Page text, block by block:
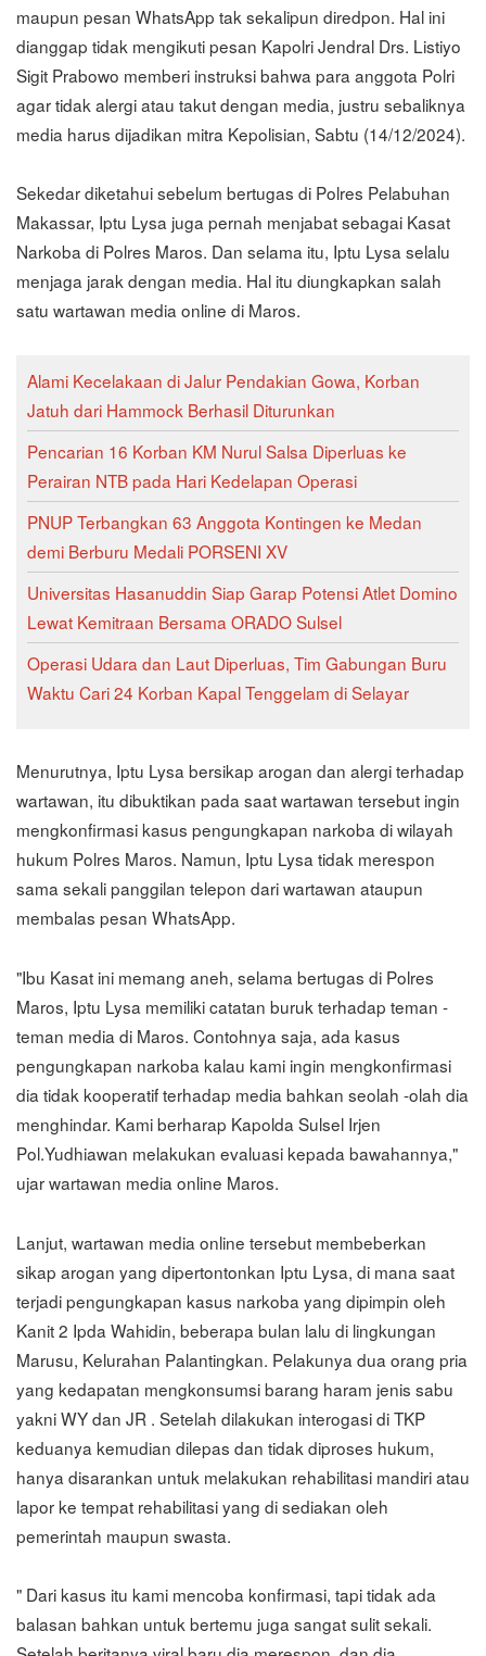
maupun pesan WhatsApp tak sekalipun diredpon. Hal ini
dianggap tidak mengikuti pesan Kapolri Jendral Drs. Listiyo
Sigit Prabowo memberi instruksi bahwa para anggota Polri
agar tidak alergi atau takut dengan media, justru sebaliknya
media harus dijadikan mitra Kepolisian, Sabtu (14/12/2024).
Sekedar diketahui sebelum bertugas di Polres Pelabuhan
Makassar, Iptu Lysa juga pernah menjabat sebagai Kasat
Narkoba di Polres Maros. Dan selama itu, Iptu Lysa selalu
menjaga jarak dengan media. Hal itu diungkapkan salah
satu wartawan media online di Maros.
Alami Kecelakaan di Jalur Pendakian Gowa, Korban
Jatuh dari Hammock Berhasil Diturunkan
Pencarian 16 Korban KM Nurul Salsa Diperluas ke
Perairan NTB pada Hari Kedelapan Operasi
PNUP Terbangkan 63 Anggota Kontingen ke Medan
demi Berburu Medali PORSENI XV
Universitas Hasanuddin Siap Garap Potensi Atlet Domino
Lewat Kemitraan Bersama ORADO Sulsel
Operasi Udara dan Laut Diperluas, Tim Gabungan Buru
Waktu Cari 24 Korban Kapal Tenggelam di Selayar
Menurutnya, Iptu Lysa bersikap arogan dan alergi terhadap
wartawan, itu dibuktikan pada saat wartawan tersebut ingin
mengkonfirmasi kasus pengungkapan narkoba di wilayah
hukum Polres Maros. Namun, Iptu Lysa tidak merespon
sama sekali panggilan telepon dari wartawan ataupun
membalas pesan WhatsApp.
"Ibu Kasat ini memang aneh, selama bertugas di Polres
Maros, Iptu Lysa memiliki catatan buruk terhadap teman -
teman media di Maros. Contohnya saja, ada kasus
pengungkapan narkoba kalau kami ingin mengkonfirmasi
dia tidak kooperatif terhadap media bahkan seolah -olah dia
menghindar. Kami berharap Kapolda Sulsel Irjen
Pol.Yudhiawan melakukan evaluasi kepada bawahannya,"
ujar wartawan media online Maros.
Lanjut, wartawan media online tersebut membeberkan
sikap arogan yang dipertontonkan Iptu Lysa, di mana saat
terjadi pengungkapan kasus narkoba yang dipimpin oleh
Kanit 2 Ipda Wahidin, beberapa bulan lalu di lingkungan
Marusu, Kelurahan Palantingkan. Pelakunya dua orang pria
yang kedapatan mengkonsumsi barang haram jenis sabu
yakni WY dan JR . Setelah dilakukan interogasi di TKP
keduanya kemudian dilepas dan tidak diproses hukum,
hanya disarankan untuk melakukan rehabilitasi mandiri atau
lapor ke tempat rehabilitasi yang di sediakan oleh
pemerintah maupun swasta.
" Dari kasus itu kami mencoba konfirmasi, tapi tidak ada
balasan bahkan untuk bertemu juga sangat sulit sekali.